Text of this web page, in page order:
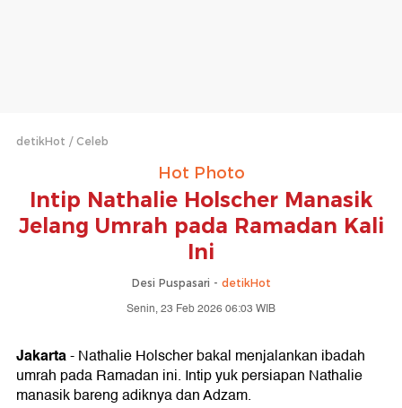
detikHot Celeb
Hot Photo
Intip Nathalie Holscher Manasik
Jelang Umrah pada Ramadan Kali
Ini
Desi Puspasari - detikHot
Senin, 23 Feb 2026 06:03 WIB
Jakarta- Nathalie Holscher bakal menjalankan ibadah
umrah pada Ramadan ini. Intip yuk persiapan Nathalie
manasik bareng adiknya dan Adzam.